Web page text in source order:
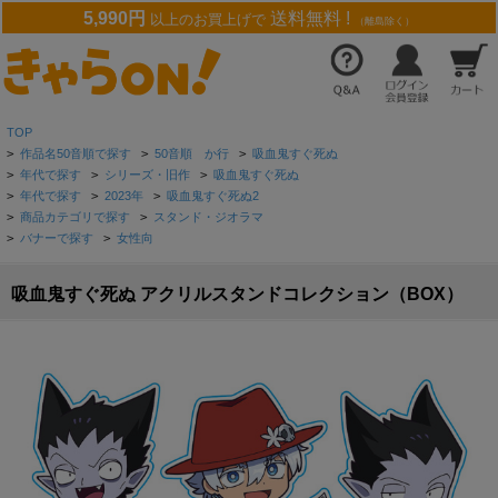
5,990円 以上のお買上げで 送料無料 ! （離島除く）
TOP
> 作品名50音順で探す > 50音順 か行 > 吸血鬼すぐ死ぬ
> 年代で探す > シリーズ・旧作 > 吸血鬼すぐ死ぬ
> 年代で探す > 2023年 > 吸血鬼すぐ死ぬ2
> 商品カテゴリで探す > スタンド・ジオラマ
> バナーで探す > 女性向
吸血鬼すぐ死ぬ アクリルスタンドコレクション（BOX）